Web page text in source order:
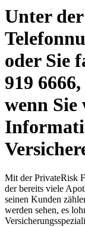
Unter
oder Sie
919
wenn Sie
Mit der PrivateRisk
der bereits viele
seinen Kunden
werden sehen, es